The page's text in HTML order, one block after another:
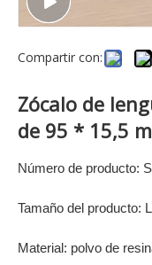
Compartir con:
Zócalo de
de 95 * 15,5
Número de producto:
Tamaño del producto:
Material: polvo de